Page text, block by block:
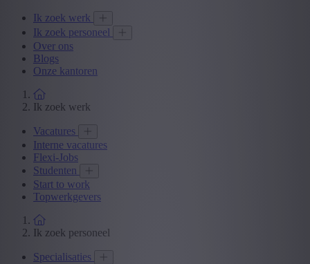
Ik zoek werk
Ik zoek personeel
Over ons
Blogs
Onze kantoren
Ik zoek werk
Vacatures
Interne vacatures
Flexi-Jobs
Studenten
Start to work
Topwerkgevers
Ik zoek personeel
Specialisaties